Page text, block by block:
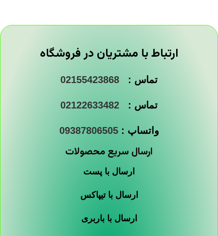
ارتباط با مشتریان در فروشگاه
تماس : 02155423868
تماس : 02122633482
واتساپ :09387806505
ارسال سریع محصولات
ارسال با پست
ارسال با تیپاکس
ارسال با باربری